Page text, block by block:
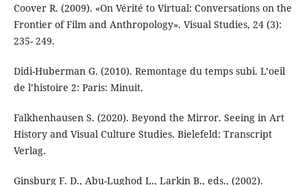
Coover R. (2009). «On Vérité to Virtual: Conversations on the
Frontier of Film and Anthropology». Visual Studies, 24 (3):
235- 249.
Didi-Huberman G. (2010). Remontage du temps subi. L’oeil
de l’histoire 2: Paris: Minuit.
Falkhenhausen S. (2020). Beyond the Mirror. Seeing in Art
History and Visual Culture Studies. Bielefeld: Transcript
Verlag.
Ginsburg F. D., Abu-Lughod L., Larkin B., eds., (2002).